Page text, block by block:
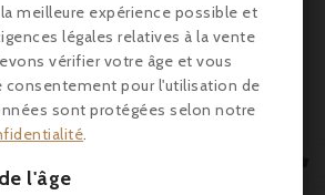
5+1 Rosé
meilleure expérience possible et
légales relatives à la vente
vérifier votre âge et vous
consentement pour l'utilisation de
sont protégées selon notre
.
l'âge